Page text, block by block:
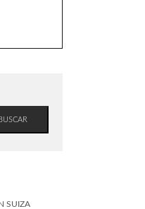
SUIZA